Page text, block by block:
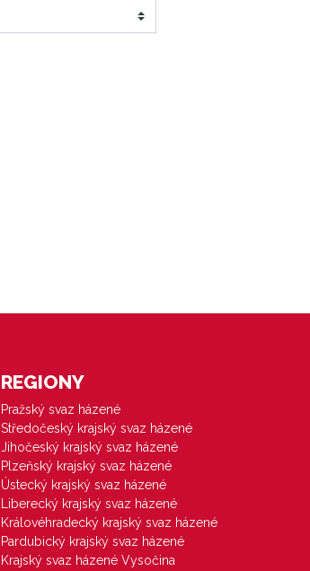
REGIONY
Pražský svaz házené
Středočeský krajský svaz házené
Jihočeský krajský svaz házené
Plzeňský krajský svaz házené
Ústecký krajský svaz házené
Liberecký krajský svaz házené
Královéhradecký krajský svaz házené
Pardubický krajský svaz házené
Krajský svaz házené Vysočina